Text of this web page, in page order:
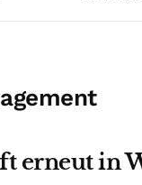
erneut in